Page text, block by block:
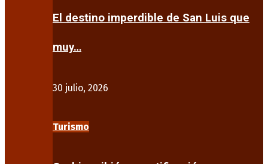
El destino imperdible de San Luis que
muy…
30 julio, 2026
Turismo